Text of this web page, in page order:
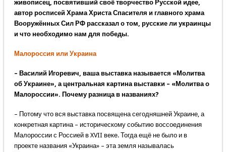
живописец, посвятивший своё творчество Русской идее,
автор росписей Храма Христа Спасителя и главного храма
Вооружённых Сил РФ рассказал о том, русские ли украинцы
и что необходимо нам для победы.
Малороссия или Украина
– Василий Игоревич, ваша выставка называется «Молитва
об Украине», а центральная картина выставки – «Молитва о
Малороссии». Почему разница в названиях?
– Потому что вся выставка посвящена сегодняшней Украине, а
конкретная картина – историческому событию воссоединения
Малороссии с Россией в XVII веке. Тогда ещё не было и в
проекте названия «Украина» – эта земля называлась